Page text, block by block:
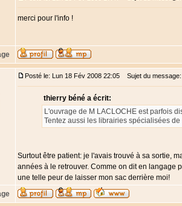
merci pour l'info !
Posté le: Lun 18 Fév 2008 22:05 Sujet du message:
thierry béné a écrit:
L'ouvrage de M LACLOCHE est parfois
Tentez aussi les librairies spécialisées
Surtout être patient: je l'avais trouvé à sa sortie,
années à le retrouver. Comme on dit en langage
une telle peur de laisser mon sac derrière moi!